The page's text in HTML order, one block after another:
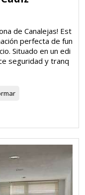
de Canalejas! Est
perfecta de fun
Situado en un edi
seguridad y tranq